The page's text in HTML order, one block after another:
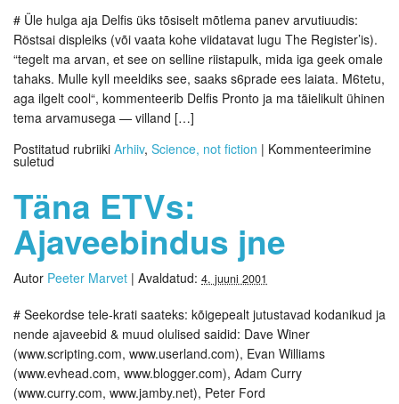
# Üle hulga aja Delfis üks tõsiselt mõtlema panev arvutiuudis:
Röstsai displeiks (või vaata kohe viidatavat lugu The Register’is).
“tegelt ma arvan, et see on selline riistapulk, mida iga geek omale
tahaks. Mulle kyll meeldiks see, saaks s6prade ees laiata. M6tetu,
aga ilgelt cool“, kommenteerib Delfis Pronto ja ma täielikult ühinen
tema arvamusega — villand […]
Postitatud rubriiki Arhiiv, Science, not fiction | Kommenteerimine
suletud
Täna ETVs:
Ajaveebindus jne
Autor Peeter Marvet | Avaldatud: 4. juuni 2001
# Seekordse tele-krati saateks: kõigepealt jutustavad kodanikud ja
nende ajaveebid & muud olulised saidid: Dave Winer
(www.scripting.com, www.userland.com), Evan Williams
(www.evhead.com, www.blogger.com), Adam Curry
(www.curry.com, www.jamby.net), Peter Ford